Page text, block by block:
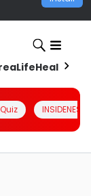
LifeHealth
Quiz INSIDENESIA